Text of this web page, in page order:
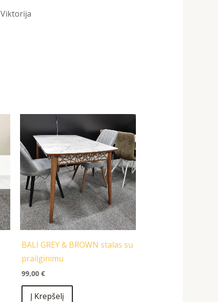
Viktorija
BALI GREY & BROWN stalas su
prailginimu
99,00€
Į Krepšelį